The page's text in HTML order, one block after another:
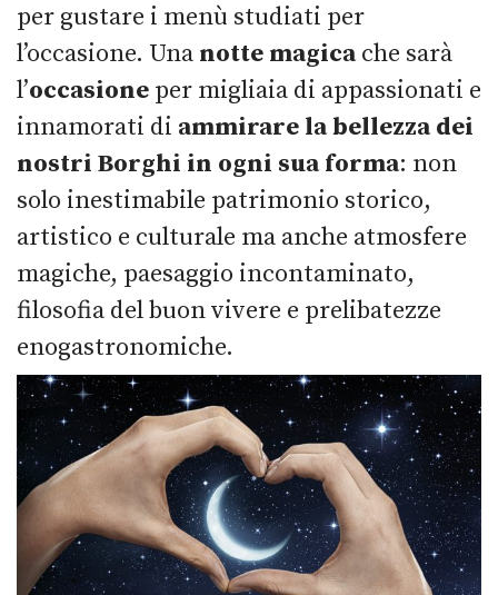
per gustare i menù studiati per
l’occasione. Una notte magicache sarà
l’occasione per migliaia di appassionati e
innamorati di ammirare la bellezza dei
nostri Borghi in ogni sua forma: non
solo inestimabile patrimonio storico,
artistico e culturale ma anche atmosfere
magiche, paesaggio incontaminato,
filosofia del buon vivere e prelibatezze
enogastronomiche.